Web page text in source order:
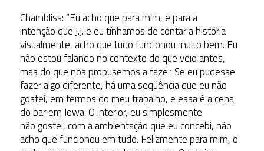
Chambliss: “Eu acho que para mim, e para a
intenção que J.J. e eu tínhamos de contar a história
visualmente, acho que tudo funcionou muito bem. Eu
não estou falando no contexto do que veio antes,
mas do que nos propusemos a fazer. Se eu pudesse
fazer algo diferente, há uma seqüência que eu não
gostei, em termos do meu trabalho, e essa é a cena
do bar em Iowa. O interior, eu simplesmente
não gostei, com a ambientação que eu concebi, não
acho que funcionou em tudo. Felizmente para mim, o